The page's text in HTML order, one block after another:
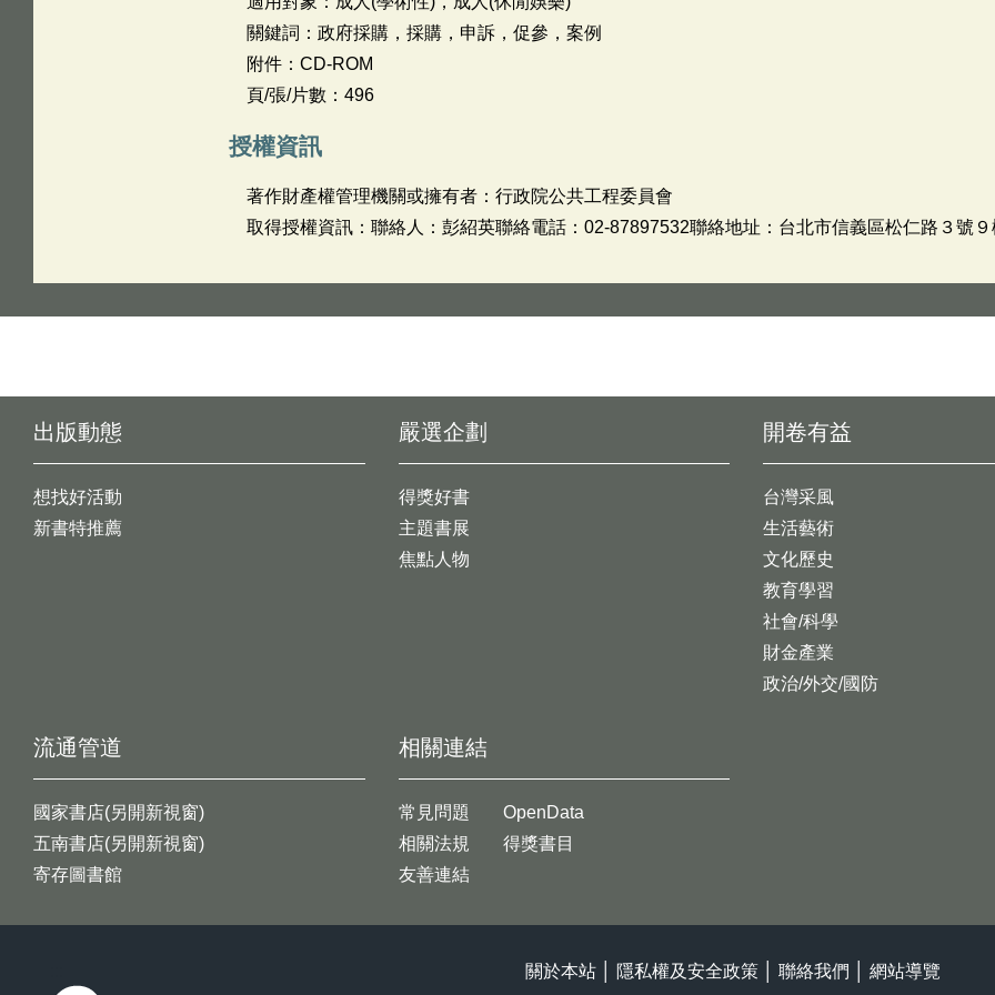
關鍵詞：政府採購，採購，申訴，促參，案例
附件：CD-ROM
頁/張/片數：496
授權資訊
著作財產權管理機關或擁有者：行政院公共工程委員會
取得授權資訊：聯絡人：彭紹英聯絡電話：02-87897532聯絡地址：台北市信義區松仁路３號９
出版動態
想找好活動
新書特推薦
開卷有益
台灣采風
生活藝術
文化歷史
教育學習
社會/科學
財金產業
政治/外交/國防
嚴選企劃
得獎好書
主題書展
焦點人物
流通管道
國家書店(另開新視窗)
五南書店(另開新視窗)
寄存圖書館
相關連結
常見問題
相關法規
友善連結
OpenData
得獎書目
關於本站 隱私權及安全政策 聯絡我們 網站導覽